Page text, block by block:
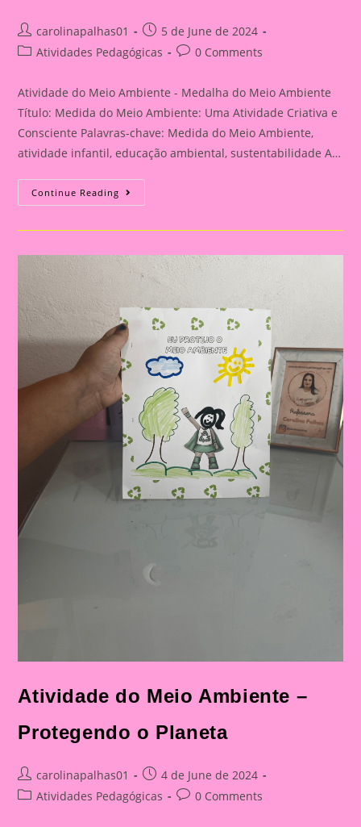
Post
author:
carolinapalhas01
Post
published:
5 de June de 2024
PostAtividades Pedagógicas
Post0 Comments
Atividade do Meio Ambiente - Medalha do Meio Ambiente
Título: Medida do Meio Ambiente: Uma Atividade Criativa e
Consciente Palavras-chave: Medida do Meio Ambiente,
atividade infantil, educação ambiental, sustentabilidade A…
Continue Reading Atividade
Do
Ambiente
Do
Meio
Ambiente
Atividade do Meio Ambiente –
Protegendo o Planeta
Post
author:
carolinapalhas01
Post
published:
4 de June de 2024
PostAtividades Pedagógicas
Post0 Comments